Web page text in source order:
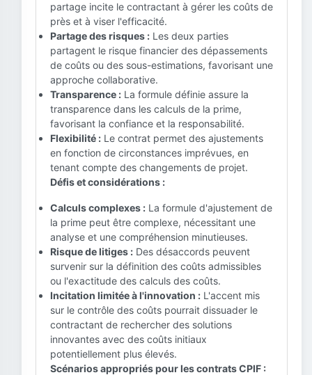
partage incite le contractant à gérer les coûts de
près et à viser l'efficacité.
Partage des risques : Les deux parties
partagent le risque financier des dépassements
de coûts ou des sous-estimations, favorisant une
approche collaborative.
Transparence : La formule définie assure la
transparence dans les calculs de la prime,
favorisant la confiance et la responsabilité.
Flexibilité : Le contrat permet des ajustements
en fonction de circonstances imprévues, en
tenant compte des changements de projet.
Défis et considérations :
Calculs complexes : La formule d'ajustement de
la prime peut être complexe, nécessitant une
analyse et une compréhension minutieuses.
Risque de litiges : Des désaccords peuvent
survenir sur la définition des coûts admissibles
ou l'exactitude des calculs des coûts.
Incitation limitée à l'innovation : L'accent mis
sur le contrôle des coûts pourrait dissuader le
contractant de rechercher des solutions
innovantes avec des coûts initiaux
potentiellement plus élevés.
Scénarios appropriés pour les contrats CPIF :